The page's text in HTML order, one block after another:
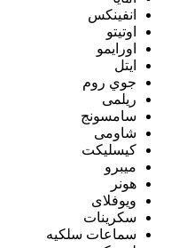
انفينكس
اوتيتو
اورايمو
ايتل
جوي روم
ريلمى
سامسونج
شاومى
كيسليكت
ميبرو
هونر
ويوفلاى
سكرينات
سماعات سلكيه